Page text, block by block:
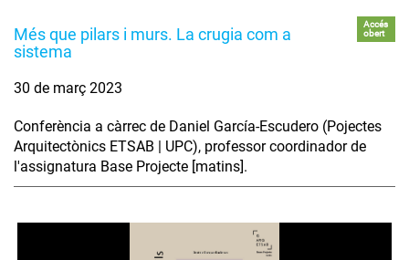
Més que pilars i murs. La crugia com a
sistema
Accés
obert
30 de març 2023
Conferència a càrrec de Daniel García-Escudero (Pojectes
Arquitectònics ETSAB | UPC), professor coordinador de
l'assignatura Base Projecte [matins].